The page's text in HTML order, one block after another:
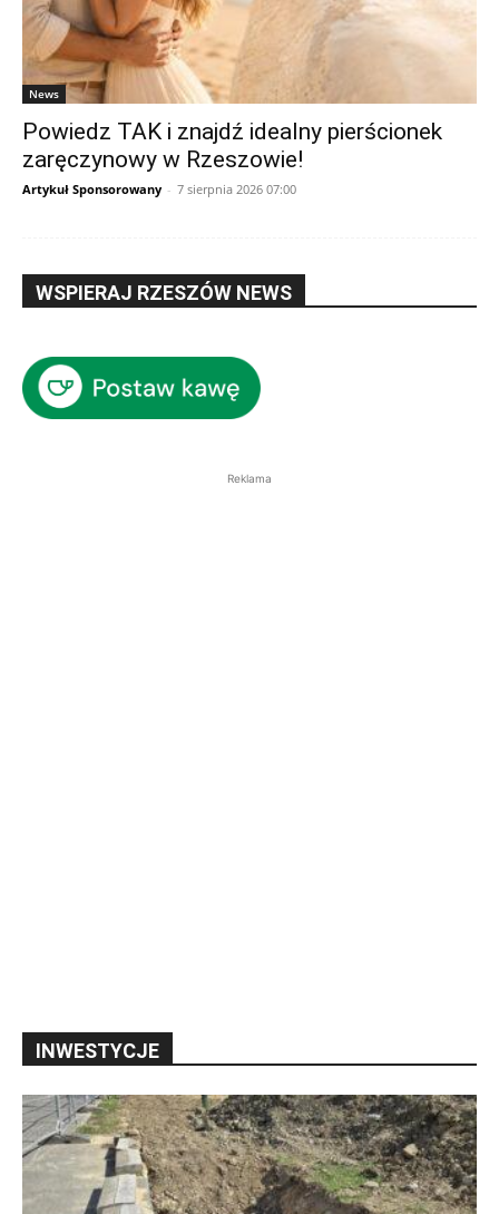
News
Powiedz TAK i znajdź idealny pierścionek
zaręczynowy w Rzeszowie!
Artykuł Sponsorowany - 7 sierpnia 2026 07:00
WSPIERAJ RZESZÓW NEWS
Reklama
INWESTYCJE